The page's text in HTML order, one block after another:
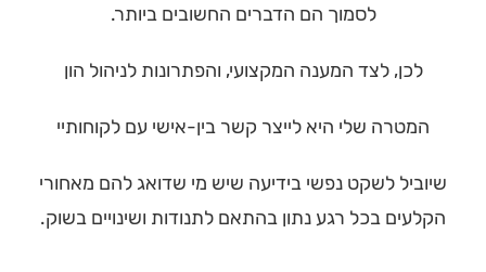
לסמוך הם הדברים החשובים ביותר.
לכן, לצד המענה המקצועי, והפתרונות לניהול הון
המטרה שלי היא לייצר קשר בין-אישי עם לקוחותיי
שיוביל לשקט נפשי בידיעה שיש מי שדואג להם מאחורי
הקלעים בכל רגע נתון בהתאם לתנודות ושינויים בשוק.